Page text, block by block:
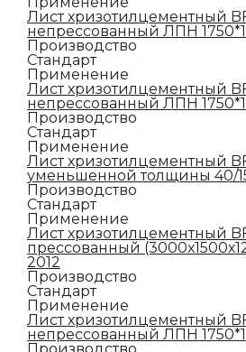
Лист хризотилцементный
непрессованный ЛПН
Производство
Стандарт
Применение
Лист хризотилцементный
непрессованный ЛПН
Производство
Стандарт
Применение
Лист хризотилцементный
уменьшенной толщины 40/
Производство
Стандарт
Применение
Лист хризотилцементный
прессованный
2012
Производство
Стандарт
Применение
Лист хризотилцементный
непрессованный ЛПН